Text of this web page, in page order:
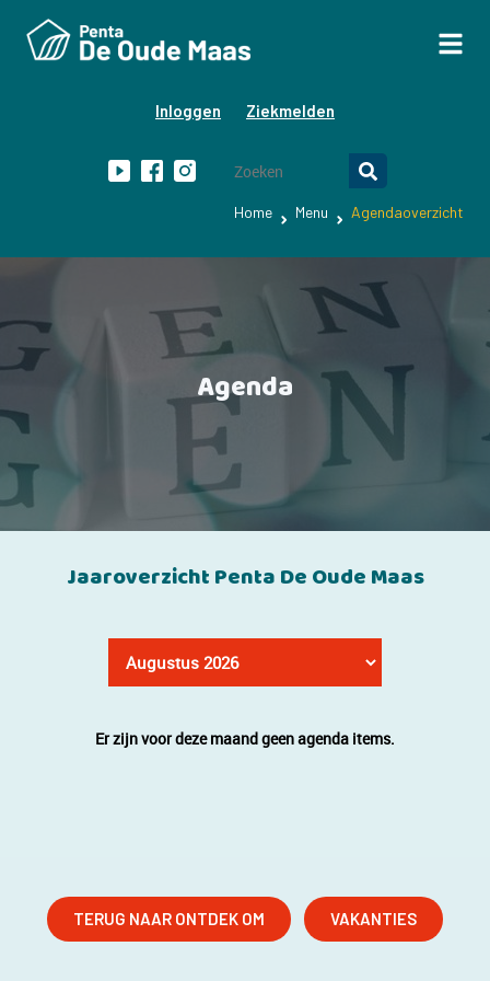
Inloggen Ziekmelden
Home Menu Agendaoverzicht
Agenda
Jaaroverzicht Penta De Oude Maas
Er zijn voor deze maand geen agenda items.
TERUG NAAR ONTDEK OM VAKANTIES